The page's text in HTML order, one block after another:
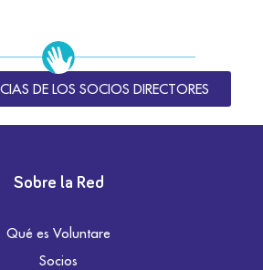
DE LOS SOCIOS DIRECTORES
Sobre la Red
Qué es Voluntare
Socios